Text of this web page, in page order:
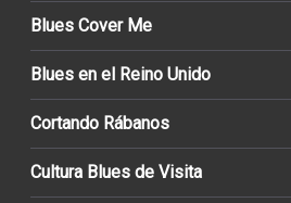
Blues Cover Me
Blues en el Reino Unido
Cortando Rábanos
Cultura Blues de Visita